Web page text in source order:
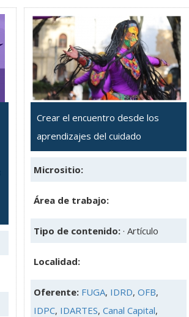
Crear el encuentro desde los
aprendizajes del cuidado
Micrositio:
Área de trabajo:
Tipo de contenido: · Artículo
Localidad:
Oferente: FUGA, IDRD, OFB,
IDPC, IDARTES, Canal Capital,